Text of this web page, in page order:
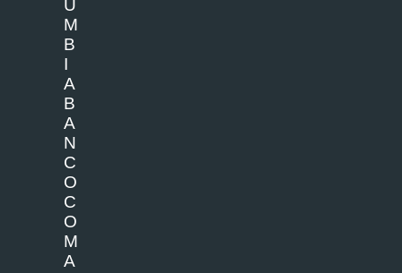
U
M
B
I
A
B
A
N
C
O
C
O
M
A